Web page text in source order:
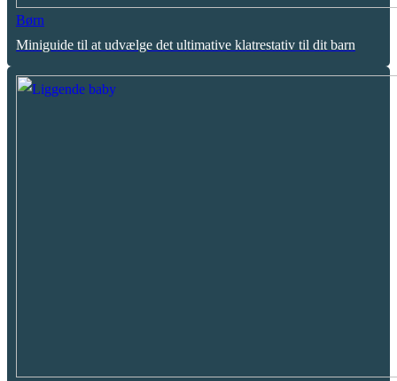
Børn
Miniguide til at udvælge det ultimative klatrestativ til dit barn